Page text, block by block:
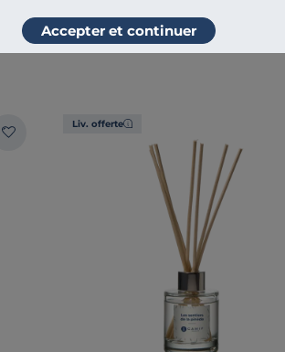
Accepter et continuer
Dès 19,00 €
Liv. offerte